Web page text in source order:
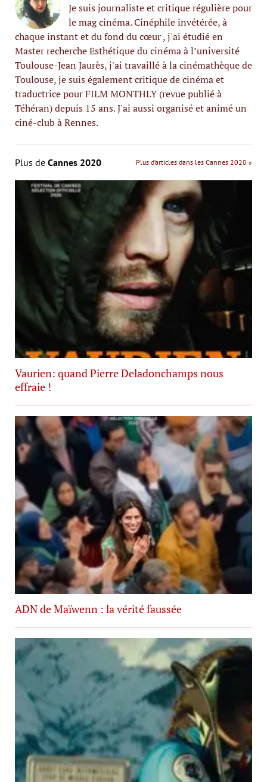
Je suis journaliste et critique régulière pour
le mag cinéma. Cinéphile invétérée, à
chaque instant et du fond du cœur , j'ai étudié en
Master recherche Esthétique du cinéma à l’université
Toulouse-Jean Jaurès, j'ai travaillé à la cinémathèque de
Toulouse, je suis également critique de cinéma et
traductrice pour FILM MONTHLY (revue publié à
Téhéran) depuis 15 ans. J'ai aussi organisé et animé un
ciné-club à Rennes.
Plus de Cannes 2020 Plus d’articles dans les Cannes 2020 »
Vaurien: quand Pierre Deladonchamps nous
effraie !
ADN de Maïwenn : la vérité faussée